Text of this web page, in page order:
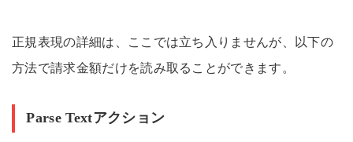
正規表現の詳細は、ここでは立ち入りませんが、以下の
方法で請求金額だけを読み取ることができます。
Parse Textアクション